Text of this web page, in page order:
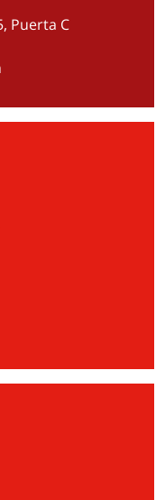
Puerta C